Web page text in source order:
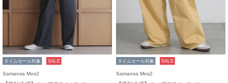
タイムセール対象 SALE
Samansa Mos2
タイムセール対象 SALE
Samansa Mos2